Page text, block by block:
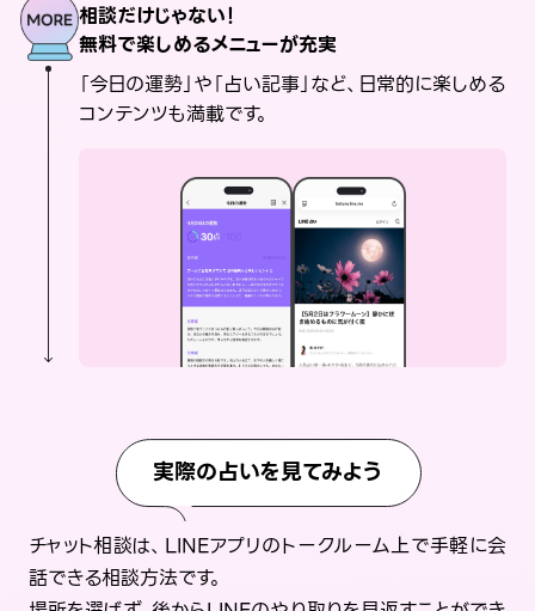
相談だけじゃない！
無料で楽しめるメニューが充実
「今日の運勢」や「占い記事」など、日常的に楽しめる
コンテンツも満載です。
実際の占いを見てみよう
チャット相談は、LINEアプリのトークルーム上で手軽に会
話できる相談方法です。